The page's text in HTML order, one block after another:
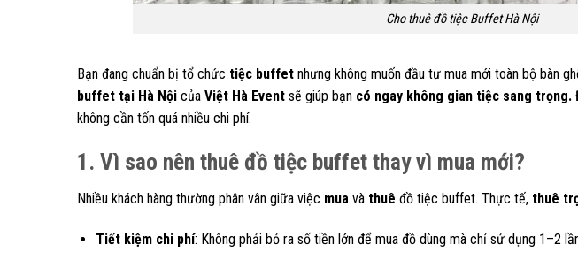
Cho thuê đồ tiệc Buffet Hà Nội
Bạn đang chuẩn bị tổ chức tiệc buffet nhưng không muốn đầu tư mua mới toàn bộ bàn
buffet tại Hà Nội của Việt Hà Event sẽ giúp bạn có ngay không gian tiệc sang trọng.
không cần tốn quá nhiều chi phí.
1. Vì sao nên thuê đồ tiệc buffet thay vì mua mới?
Nhiều khách hàng thường phân vân giữa việc mua và thuê đồ tiệc buffet. Thực tế, thuê
Tiết kiệm chi phí: Không phải bỏ ra số tiền lớn để mua đồ dùng mà chỉ sử dụng 1–2